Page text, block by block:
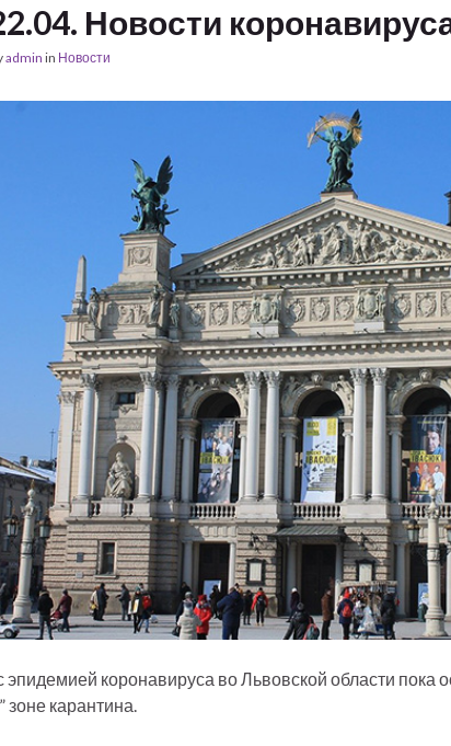
Новости
admin in Новости
эпидемией коронавируса во Львовской области пока
зоне карантина.